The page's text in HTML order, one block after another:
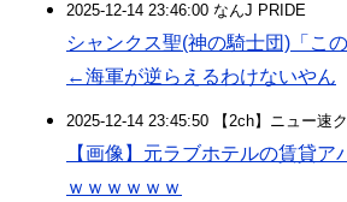
2025-12-14 23:46:00 なんJ PRIDE
シャンクス聖(神の騎士団)「こ
←海軍が逆らえるわけないやん
2025-12-14 23:45:50 【2ch】ニュー速
【画像】元ラブホテルの賃貸ア
ｗｗｗｗｗｗ